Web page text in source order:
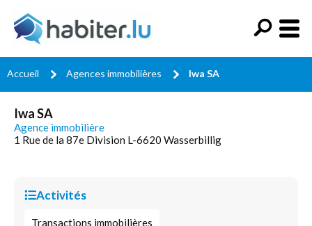
Accueil Agences immobilières Iwa SA
Iwa SA
Agence immobilière
1 Rue de la 87e Division L-6620 Wasserbillig
Activités
Transactions immobilières